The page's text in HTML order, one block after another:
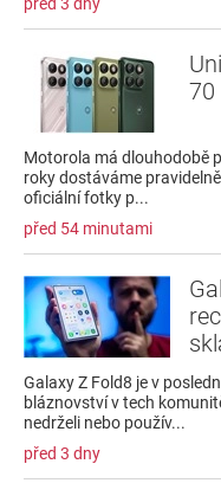
před 3 dny
70
Motorola má dlouhodobě
roky dostáváme
oficiální fotky p...
před 54 minutami
Galaxy Z Fold8 je v
bláznovství v tech
nedrželi nebo použív...
před 3 dny